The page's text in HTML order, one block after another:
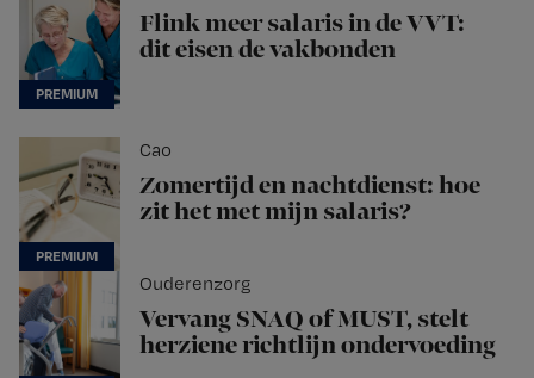
Flink meer salaris in de VVT:
dit eisen de vakbonden
Cao
Zomertijd en nachtdienst: hoe
zit het met mijn salaris?
Ouderenzorg
Vervang SNAQ of MUST, stelt
herziene richtlijn ondervoeding